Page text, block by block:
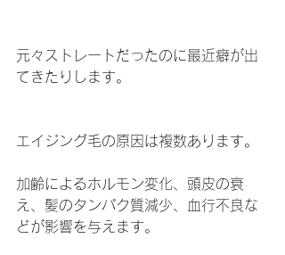
元々ストレートだったのに最近癖が出
てきたりします。
エイジング毛の原因は複数あります。
加齢によるホルモン変化、頭皮の衰
え、髪のタンパク質減少、血行不良な
どが影響を与えます。